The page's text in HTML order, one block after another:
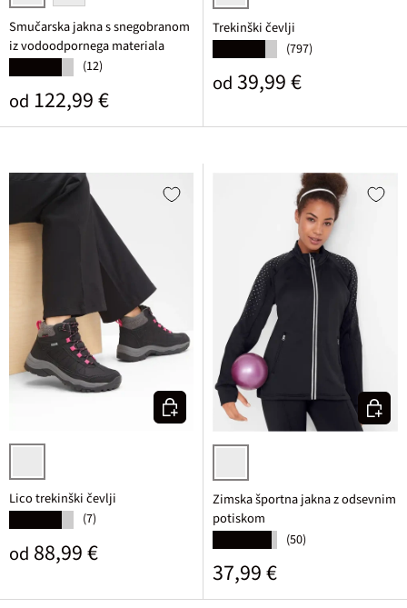
črna bela
Smučarska jakna s snegobranom
iz vodoodpornega materiala
(12)
Običajna cena
od 122,99 €
črna
Trekinški čevlji
(797)
Običajna cena
od 39,99 €
črna/pink
Lico trekinški čevlji
(7)
Običajna cena
od 88,99 €
Izberi varianto
črna pikasta
Zimska športna jakna z odsevnim
potiskom
(50)
Običajna cena
37,99 €
Izberi